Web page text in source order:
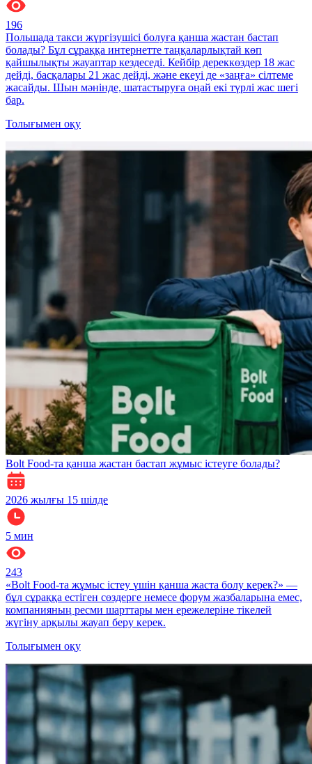
196
Польшада такси жүргізушісі болуға қанша жастан бастап
болады? Бұл сұраққа интернетте таңқаларлықтай көп
қайшылықты жауаптар кездеседі. Кейбір дереккөздер 18 жас
дейді, басқалары 21 жас дейді, және екеуі де «заңға» сілтеме
жасайды. Шын мәнінде, шатастыруға оңай екі түрлі жас шегі
бар.
Толығымен оқу
Bolt Food-та қанша жастан бастап жұмыс істеуге болады?
2026 жылғы 15 шілде
5 мин
243
«Bolt Food-та жұмыс істеу үшін қанша жаста болу керек?» —
бұл сұраққа естіген сөздерге немесе форум жазбаларына емес,
компанияның ресми шарттары мен ережелеріне тікелей
жүгіну арқылы жауап беру керек.
Толығымен оқу